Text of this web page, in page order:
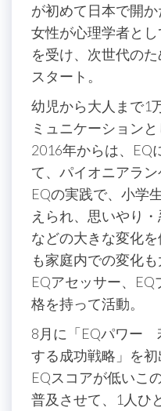
が初めて日本で開
女性が心理学者と
を受け、次世代の
スタート。
幼児から大人まで1
ミュニケーションと
2016年からは、EQ
て、パイオニアラ
EQの実践で、小学
えられ、思いやり
などの大きな変化
も家庭内での変化も
EQアセッサー、
格を持って活動。
8月に「EQパワー
する成功戦略」を初
EQスコアが低いこ
普及させて、1人ひ